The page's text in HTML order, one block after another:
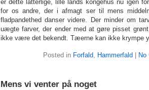
er dette latterlige, lille lands kongehus nu igen
for os andre, der i afmagt ser til mens
fladpandethed danser videre. Der minder om
uægte farver, der ender med at gøre pisset
ikke være det bekendt. Tæerne kan ikke krympe
Posted in Forfald, Hammerfald No
Mens vi venter på noget